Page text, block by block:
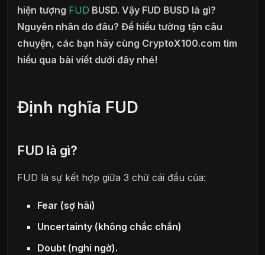
hiện tượng FUD BUSD. Vậy FUD BUSD là gì?
Nguyên nhân do đâu? Để hiểu tường tận câu
chuyện, các bạn hãy cùng CryptoX100.com tìm
hiểu qua bài viết dưới đây nhé!
Định nghĩa FUD
FUD là gì?
FUD là sự kết hợp giữa 3 chữ cái đầu của:
Fear (sợ hãi)
Uncertainty (không chắc chắn)
Doubt (nghi ngờ).